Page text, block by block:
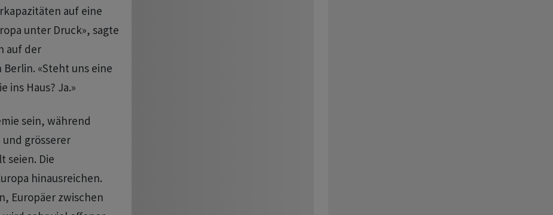
auf eine
unter Druck», sagte
auf der
«Steht uns eine
⁠ins Haus? Ja.»
sein, während
grösserer
seien. Die
hinausreichen.
Europäer zwischen